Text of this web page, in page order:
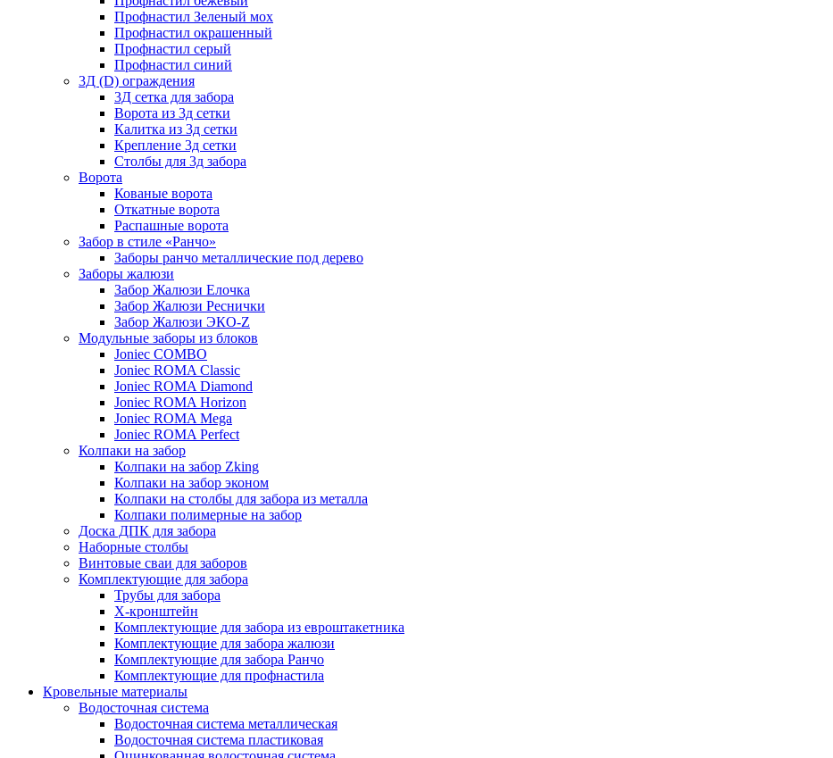
Профнастил Зеленый мох
Профнастил окрашенный
Профнастил серый
Профнастил синий
3Д (D) ограждения
3Д сетка для забора
Ворота из 3д сетки
Калитка из 3д сетки
Крепление 3д сетки
Столбы для 3д забора
Ворота
Кованые ворота
Откатные ворота
Распашные ворота
Забор в стиле «Ранчо»
Заборы ранчо металлические под дерево
Заборы жалюзи
Забор Жалюзи Елочка
Забор Жалюзи Реснички
Забор Жалюзи ЭКО-Z
Модульные заборы из блоков
Joniec COMBO
Joniec ROMA Classic
Joniec ROMA Diamond
Joniec ROMA Horizon
Joniec ROMA Mega
Joniec ROMA Perfect
Колпаки на забор
Колпаки на забор Zking
Колпаки на забор эконом
Колпаки на столбы для забора из металла
Колпаки полимерные на забор
Доска ДПК для забора
Наборные столбы
Винтовые сваи для заборов
Комплектующие для забора
Трубы для забора
Х-кронштейн
Комплектующие для забора из евроштакетника
Комплектующие для забора жалюзи
Комплектующие для забора Ранчо
Комплектующие для профнастила
Кровельные материалы
Водосточная система
Водосточная система металлическая
Водосточная система пластиковая